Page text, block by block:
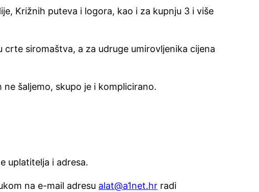
Križnih puteva i logora, kao i za kupnju 3 i više
siromaštva, a za udruge umirovljenika cijena
šaljemo, skupo je i komplicirano.
uplatitelja i adresa.
na e-mail adresu alat@a1net.hr radi